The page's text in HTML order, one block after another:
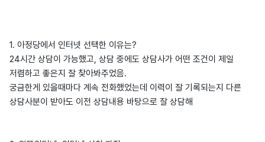
1. 아정당에서 인터넷 선택한 이유는?
24시간 상담이 가능했고, 상담 중에도 상담사가 어떤 조건이 제일
저렴하고 좋은지 잘 찾아봐주었음.
궁금한게 있을때마다 계속 전화했었는데 이력이 잘 기록되는지 다른
상담사분이 받아도 이전 상담내용 바탕으로 잘 상담해